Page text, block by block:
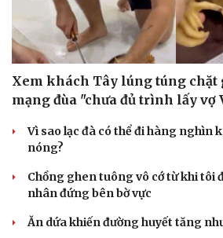
Ăn sạch sống khỏe
Xem khách Tây lúng túng chặt
mạng đùa "chưa đủ trình lấy vợ
Vì sao lạc đà có thể đi hàng nghìn
nóng?
Chồng ghen tuông vô cớ từ khi tôi
nhân đứng bên bờ vực
Ăn dứa khiến đường huyết tăng